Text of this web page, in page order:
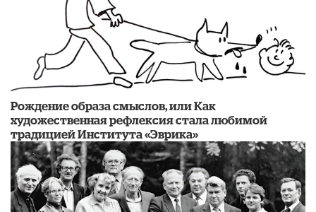
Рождение образа смыслов, или Как
художественная рефлексия стала любимой
традицией Института «Эврика»